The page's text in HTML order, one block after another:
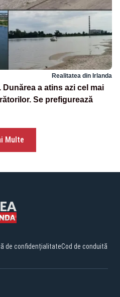
Realitatea din Irlanda
a atins azi cel mai
Se prefigurează
Multe
de confidențialitateCod de conduită